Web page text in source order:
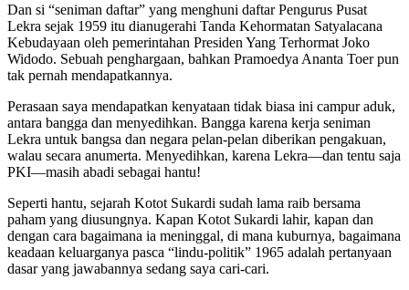
Dan si “seniman daftar” yang menghuni daftar Pengurus Pusat
Lekra sejak 1959 itu dianugerahi Tanda Kehormatan Satyalacana
Kebudayaan oleh pemerintahan Presiden Yang Terhormat Joko
Widodo. Sebuah penghargaan, bahkan Pramoedya Ananta Toer pun
tak pernah mendapatkannya.
Perasaan saya mendapatkan kenyataan tidak biasa ini campur aduk,
antara bangga dan menyedihkan. Bangga karena kerja seniman
Lekra untuk bangsa dan negara pelan-pelan diberikan pengakuan,
walau secara anumerta. Menyedihkan, karena Lekra—dan tentu saja
PKI—masih abadi sebagai hantu!
Seperti hantu, sejarah Kotot Sukardi sudah lama raib bersama
paham yang diusungnya. Kapan Kotot Sukardi lahir, kapan dan
dengan cara bagaimana ia meninggal, di mana kuburnya, bagaimana
keadaan keluarganya pasca “lindu-politik” 1965 adalah pertanyaan
dasar yang jawabannya sedang saya cari-cari.